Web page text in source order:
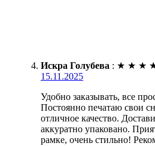
Искра Голубева : ★ ★ ★
15.11.2025
Удобно заказывать, все
Постоянно печатаю свои
отличное качество.
аккуратно упаковано.
рамке, очень стильно!